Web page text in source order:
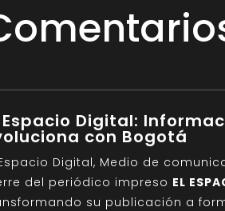
Espacio Digital:
con Bogotá
Digital, Medio de
del periódico impreso EL
su publicación a